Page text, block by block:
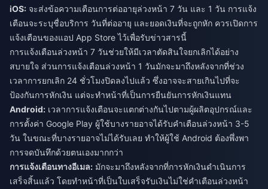
iOS: จะส่งข้อความเตือนการต่ออายุล่วงหน้า 7 วัน และ 1 วัน การแจ้ง
เตือนจะระบุชื่อบริการ วันที่ต่ออายุ และยอดเงินที่จะถูกหัก ควรเปิดการ
แจ้งเตือนของแอป App Store ไว้เพื่อรับข่าวสารนี้
การแจ้งเตือนล่วงหน้า 7 วันช่วยให้มีเวลาตัดสินใจยกเลิกได้อย่าง
สบายใจ ส่วนการแจ้งเตือนล่วงหน้า 1 วันมักจะมาถึงหลังจากที่ช่วง
เวลาการยกเลิก 24 ชั่วโมงปิดลงไปแล้ว ซึ่งอาจจะสายเกินไปที่จะ
ป้องกันการหักเงิน แต่จะทำหน้าที่เป็นการยืนยันการหักเงินแทน
Android: เวลาการแจ้งเตือนจะแตกต่างกันไปตามผู้ผลิตอุปกรณ์และ
การตั้งค่า Google Play ผู้ใช้บางรายอาจได้รับคำเตือนล่วงหน้า 3-5
วัน ในขณะที่บางรายอาจไม่ได้รับเลย ทำให้ผู้ใช้ Android ต้องพึ่งพา
การจดบันทึกด้วยตนเองมากกว่า
การแจ้งเตือนทางอีเมล: มักจะมาถึงหลังจากที่การหักเงินดำเนินการ
เสร็จสิ้นแล้ว โดยทำหน้าที่เป็นใบเสร็จรับเงินไม่ใช่คำเตือนล่วงหน้า